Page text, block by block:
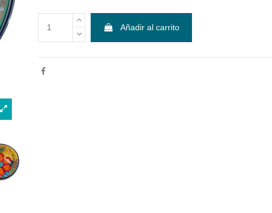
Añadir al carrito